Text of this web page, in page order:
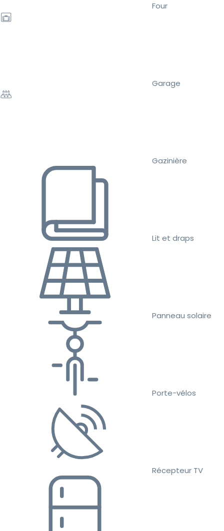
Four
Garage
Gazinière
Lit et draps
Panneau solaire
Porte-vélos
Récepteur TV